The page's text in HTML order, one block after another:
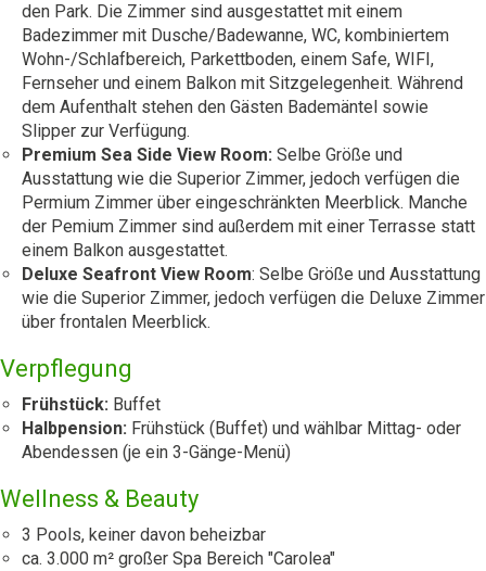
den Park. Die Zimmer sind ausgestattet mit einem
Badezimmer mit Dusche/Badewanne, WC, kombiniertem
Wohn-/Schlafbereich, Parkettboden, einem Safe, WIFI,
Fernseher und einem Balkon mit Sitzgelegenheit. Während
dem Aufenthalt stehen den Gästen Bademäntel sowie
Slipper zur Verfügung.
Premium Sea Side View Room: Selbe Größe und
Ausstattung wie die Superior Zimmer, jedoch verfügen die
Permium Zimmer über eingeschränkten Meerblick. Manche
der Pemium Zimmer sind außerdem mit einer Terrasse statt
einem Balkon ausgestattet.
Deluxe Seafront View Room: Selbe Größe und Ausstattung
wie die Superior Zimmer, jedoch verfügen die Deluxe Zimmer
über frontalen Meerblick.
Verpflegung
Frühstück: Buffet
Halbpension: Frühstück (Buffet) und wählbar Mittag- oder
Abendessen (je ein 3-Gänge-Menü)
Wellness & Beauty
3 Pools, keiner davon beheizbar
ca. 3.000 m² großer Spa Bereich "Carolea"